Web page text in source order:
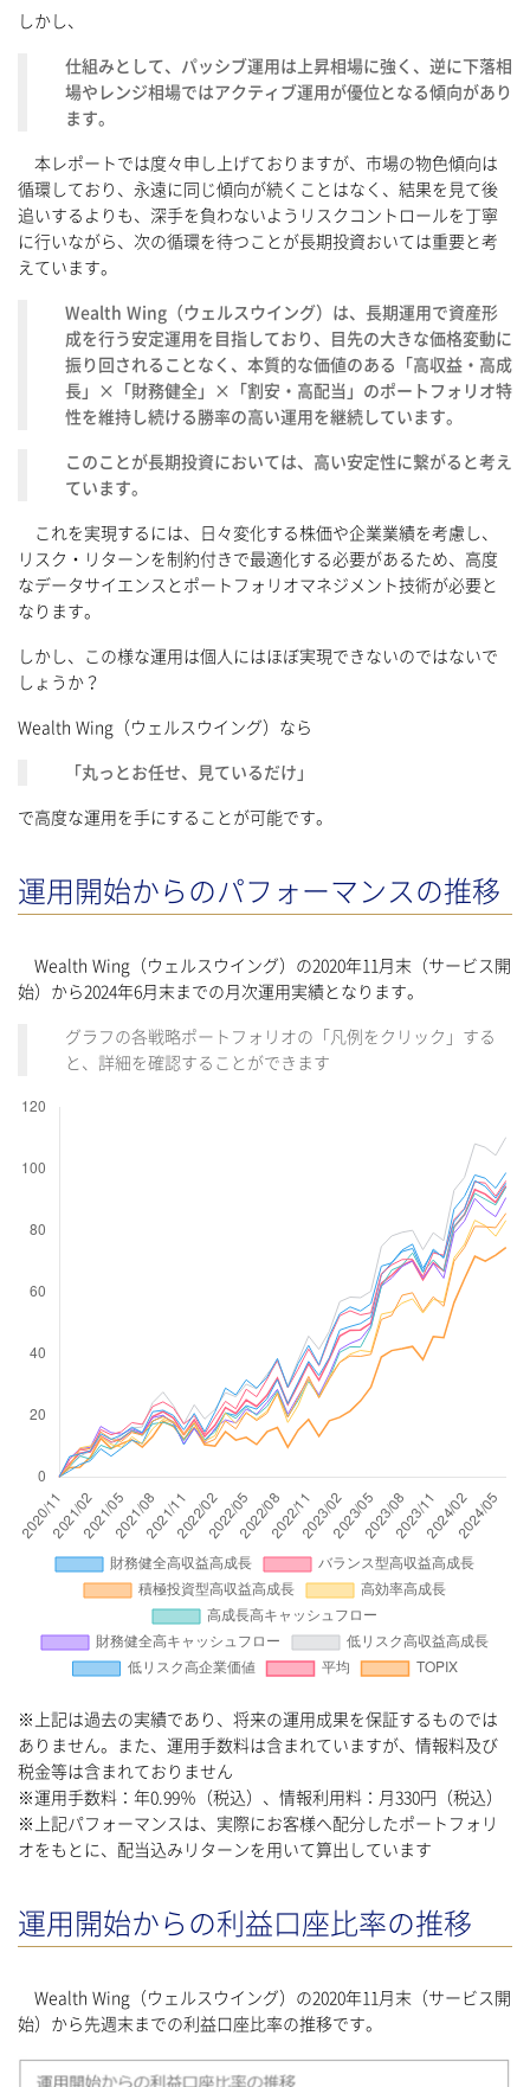
しかし、
仕組みとして、パッシブ運用は上昇相場に強く、逆に下落相
場やレンジ相場ではアクティブ運用が優位となる傾向があり
ます。
本レポートでは度々申し上げておりますが、市場の物色傾向は
循環しており、永遠に同じ傾向が続くことはなく、結果を見て後
追いするよりも、深手を負わないようリスクコントロールを丁寧
に行いながら、次の循環を待つことが長期投資おいては重要と考
えています。
Wealth Wing（ウェルスウイング）は、長期運用で資産形
成を行う安定運用を目指しており、目先の大きな価格変動に
振り回されることなく、本質的な価値のある「高収益・高成
長」×「財務健全」×「割安・高配当」のポートフォリオ特
性を維持し続ける勝率の高い運用を継続しています。
このことが長期投資においては、高い安定性に繋がると考え
ています。
これを実現するには、日々変化する株価や企業業績を考慮し、
リスク・リターンを制約付きで最適化する必要があるため、高度
なデータサイエンスとポートフォリオマネジメント技術が必要と
なります。
しかし、この様な運用は個人にはほぼ実現できないのではないで
しょうか？
Wealth Wing（ウェルスウイング）なら
「丸っとお任せ、見ているだけ」
で高度な運用を手にすることが可能です。
運用開始からのパフォーマンスの推移
Wealth Wing（ウェルスウイング）の2020年11月末（サービス開
始）から2024年6月末までの月次運用実績となります。
グラフの各戦略ポートフォリオの「凡例をクリック」する
と、詳細を確認することができます
※上記は過去の実績であり、将来の運用成果を保証するものでは
ありません。また、運用手数料は含まれていますが、情報料及び
税金等は含まれておりません
※運用手数料：年0.99％（税込）、情報利用料：月330円（税込）
※上記パフォーマンスは、実際にお客様へ配分したポートフォリ
オをもとに、配当込みリターンを用いて算出しています
運用開始からの利益口座比率の推移
Wealth Wing（ウェルスウイング）の2020年11月末（サービス開
始）から先週末までの利益口座比率の推移です。